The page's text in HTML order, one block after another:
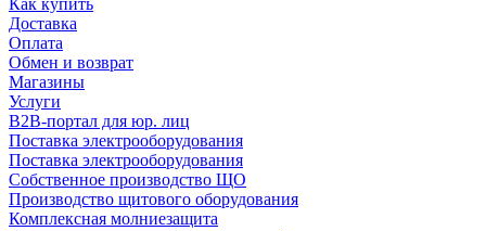
Как купить
Доставка
Оплата
Обмен и возврат
Магазины
Услуги
B2B-портал для юр. лиц
Поставка электрооборудования
Поставка электрооборудования
Собственное производство ЩО
Производство щитового оборудования
Комплексная молниезащита